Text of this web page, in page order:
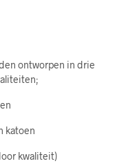
ontworpen in drie
katoen
kwaliteit)